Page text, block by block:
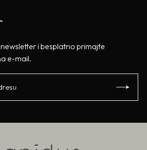
i besplatno primajte
e-mail.